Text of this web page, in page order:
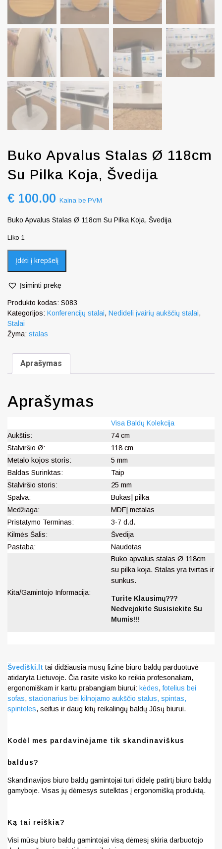
Buko Apvalus Stalas Ø 118cm
Su Pilka Koja, Švedija
€ 100.00 Kaina be PVM
Buko Apvalus Stalas Ø 118cm Su Pilka Koja, Švedija
Liko 1
Įdėti į krepšelį
Įsiminti prekę
Produkto kodas: S083
Kategorijos: Konferencijų stalai, Nedideli įvairių aukščių stalai,
Stalai
Žyma: stalas
Aprašymas
Aprašymas
Visa Baldų Kolekcija
Aukštis:
74 cm
Stalviršio Ø:
118 cm
Metalo kojos storis:
5 mm
Baldas Surinktas:
Taip
Stalviršio storis:
25 mm
Spalva:
Bukas| pilka
Medžiaga:
MDF| metalas
Pristatymo Terminas:
3-7 d.d.
Kilmės Šalis:
Švedija
Pastaba:
Naudotas
Kita/Gamintojo Informacija:
Buko apvalus stalas Ø 118cm
su pilka koja. Stalas yra tvirtas ir
sunkus.
Turite Klausimų???
Nedvejokite Susisiekite Su
Mumis!!!
Švediški.lt tai didžiausia mūsų fizinė biuro baldų parduotuvė
atidaryta Lietuvoje. Čia rasite visko ko reikia profesonaliam,
ergonomiškam ir kartu prabangiam biurui: kėdes,fotelius bei
sofas, stacionarius bei kilnojamo aukščio stalus, spintas,
spinteles, seifus ir daug kitų reikalingų baldų Jūsų biurui.
Kodėl mes pardavinėjame tik skandinaviškus
baldus?
Skandinavijos biuro baldų gamintojai turi didelę patirtį biuro baldų
gamyboje. Visas jų dėmesys sutelktas į ergonomišką produktą.
Ką tai reiškia?
Visi mūsų biuro baldų gamintojai visą dėmesį skiria darbuotojo